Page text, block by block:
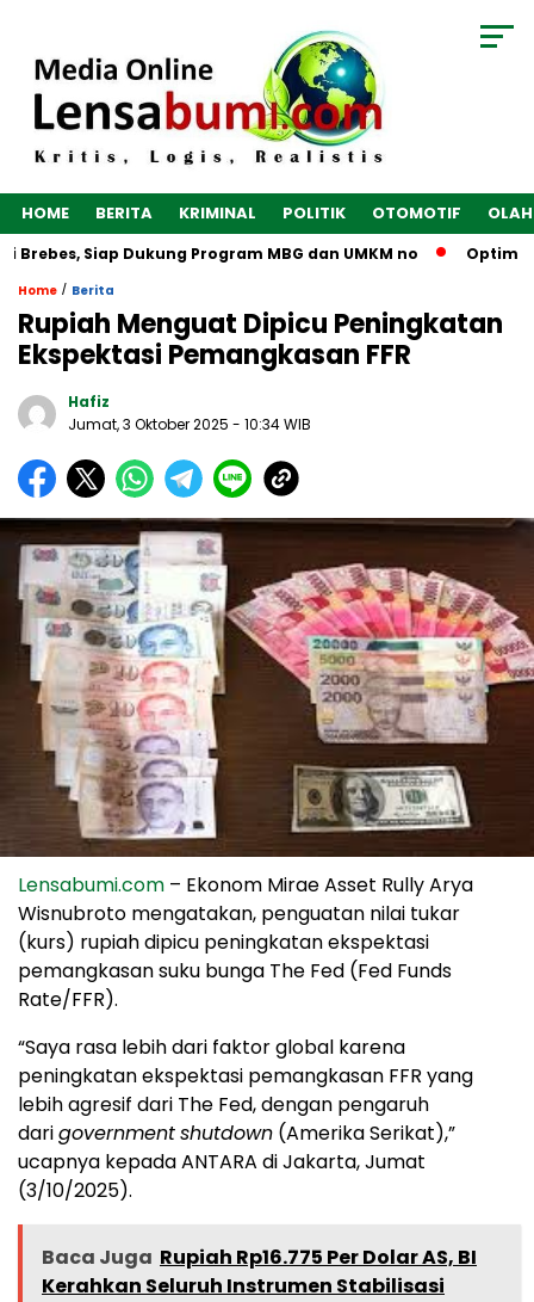
HOME BERITA KRIMINAL POLITIK OTOMOTIF
Siap Dukung Program MBG dan UMKM no
Home / Berita
Rupiah Menguat Dipicu Peningkatan
Ekspektasi Pemangkasan FFR
Hafiz
Jumat, 3 Oktober 2025 - 10:34 WIB
Lensabumi.com – Ekonom Mirae Asset Rully Arya
Wisnubroto mengatakan, penguatan nilai tukar
(kurs) rupiah dipicu peningkatan ekspektasi
pemangkasan suku bunga The Fed (Fed Funds
Rate/FFR).
“Saya rasa lebih dari faktor global karena
peningkatan ekspektasi pemangkasan FFR yang
lebih agresif dari The Fed, dengan pengaruh
darigovernmentshutdown (Amerika Serikat),”
ucapnya kepada ANTARA di Jakarta, Jumat
(3/10/2025).
Baca Juga Rupiah Rp16.775 Per Dolar AS, BI
Kerahkan Seluruh Instrumen Stabilisasi